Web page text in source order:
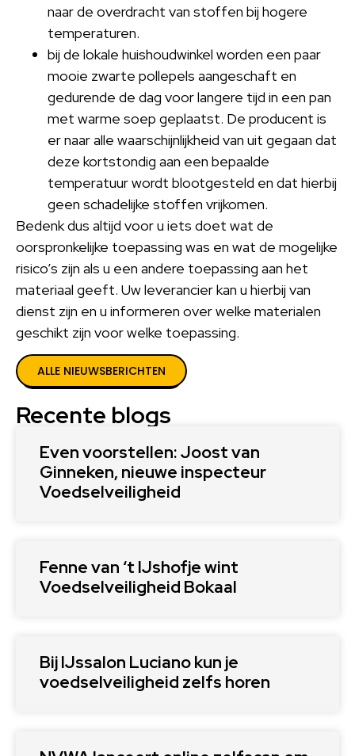
naar de overdracht van stoffen bij hogere
temperaturen.
bij de lokale huishoudwinkel worden een paar
mooie zwarte pollepels aangeschaft en
gedurende de dag voor langere tijd in een pan
met warme soep geplaatst. De producent is
er naar alle waarschijnlijkheid van uit gegaan dat
deze kortstondig aan een bepaalde
temperatuur wordt blootgesteld en dat hierbij
geen schadelijke stoffen vrijkomen.
Bedenk dus altijd voor u iets doet wat de
oorspronkelijke toepassing was en wat de mogelijke
risico’s zijn als u een andere toepassing aan het
materiaal geeft. Uw leverancier kan u hierbij van
dienst zijn en u informeren over welke materialen
geschikt zijn voor welke toepassing.
ALLE NIEUWSBERICHTEN
Recente blogs
Even voorstellen: Joost van
Ginneken, nieuwe inspecteur
Voedselveiligheid
Fenne van ‘t IJshofje wint
Voedselveiligheid Bokaal
Bij IJssalon Luciano kun je
voedselveiligheid zelfs horen